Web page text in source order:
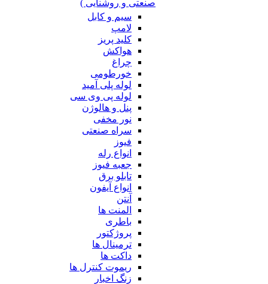
صنعتی و روشنایی )
سیم و کابل
لامپ
کلید پریز
هواکش
چراغ
خورطومی
لوله پلی آمید
لوله پی وی سی
پنل و هالوژن
نور مخفی
سراه صنعتی
فیوز
انواع رله
جعبه فیوز
تابلو برق
انواع آیفون
آنتن
المنت ها
باطری
پروژکتور
ترمینال ها
داکت ها
ریموت کنترل ها
زنگ اخبار